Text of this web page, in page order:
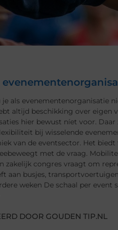
je als evenementenorganisatie
altijd beschikking over eigen
hier bewust níet voor.
bij wisselende
van de eventsector. Het
met de vraag.
zakelijk congres vraagt om
aan busjes,
weken De schaal per event
DOOR GOUDEN TIP.NL